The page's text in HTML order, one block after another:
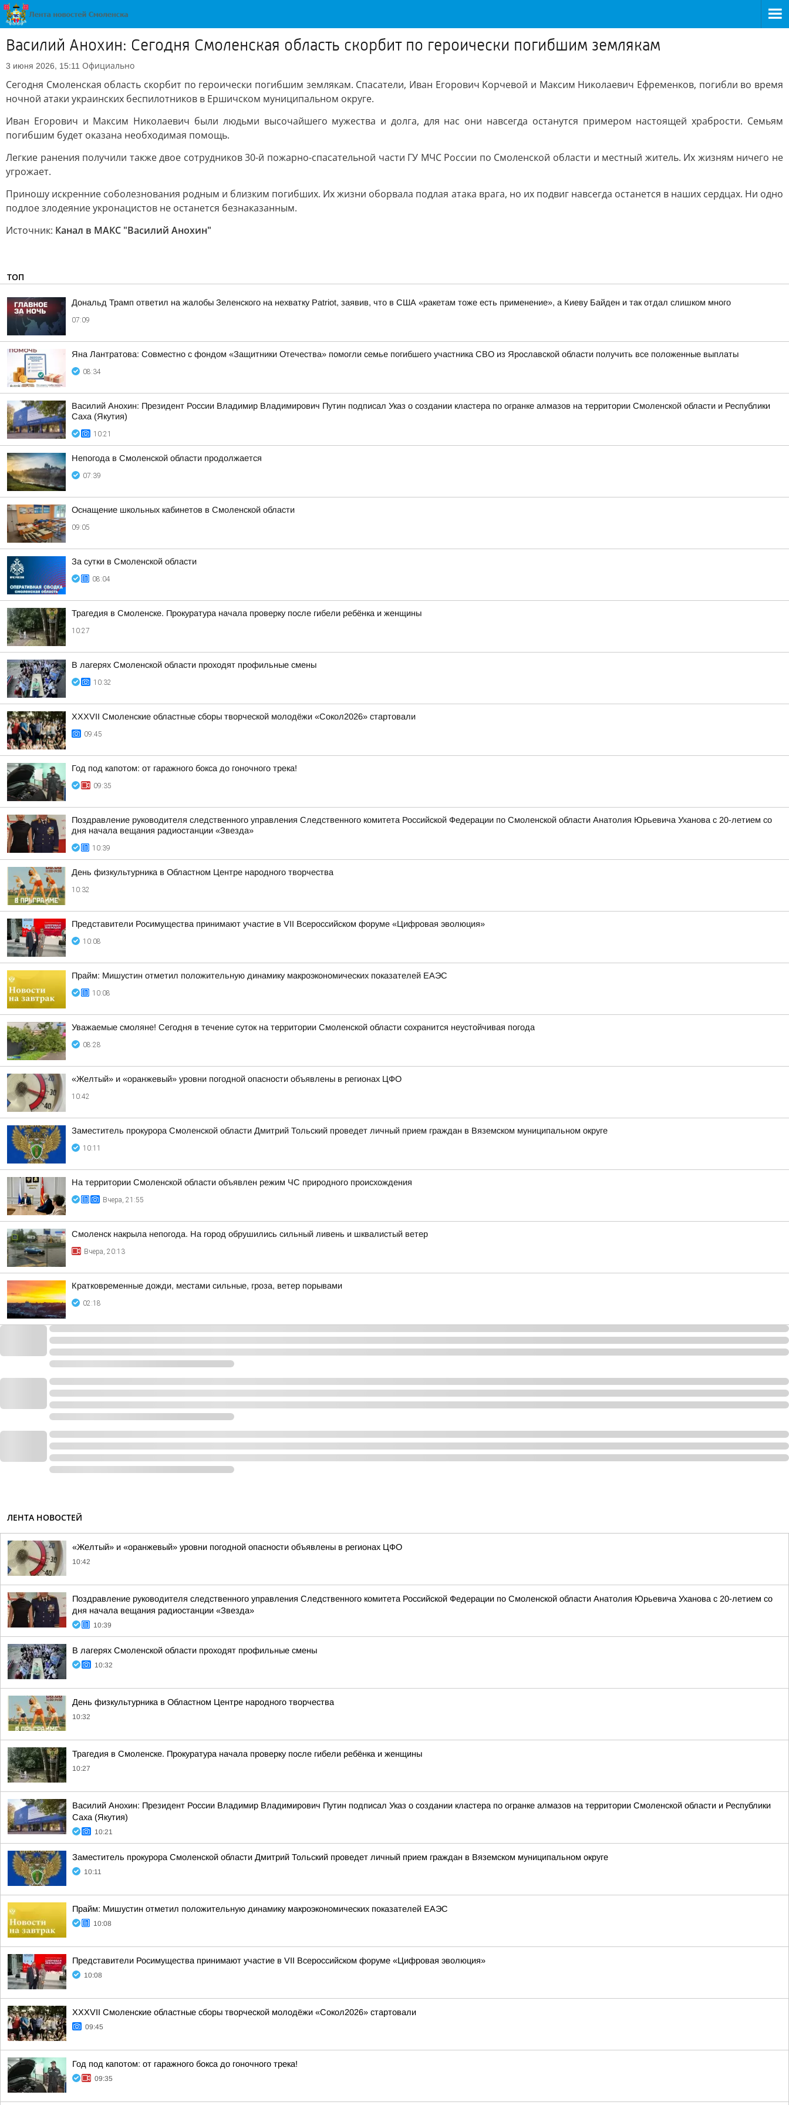
Василий Анохин: Сегодня Смоленская область скорбит по героически погибшим землякам
3 июня 2026, 15:11 Официально
Сегодня Смоленская область скорбит по героически погибшим землякам. Спасатели, Иван Егорович Корчевой и Максим Николаевич Ефременков, погибли во время
ночной атаки украинских беспилотников в Ершичском муниципальном округе.
Иван Егорович и Максим Николаевич были людьми высочайшего мужества и долга, для нас они навсегда останутся примером настоящей храбрости. Семьям
погибшим будет оказана необходимая помощь.
Легкие ранения получили также двое сотрудников 30-й пожарно-спасательной части ГУ МЧС России по Смоленской области и местный житель. Их жизням ничего не
угрожает.
Приношу искренние соболезнования родным и близким погибших. Их жизни оборвала подлая атака врага, но их подвиг навсегда останется в наших сердцах. Ни одно
подлое злодеяние укронацистов не останется безнаказанным.
Источник: Канал в МАКС "Василий Анохин"
ТОП
Дональд Трамп ответил на жалобы Зеленского на нехватку Patriot, заявив, что в США «ракетам тоже есть применение», а Киеву Байден и так отдал слишком много
07:09
Яна Лантратова: Совместно с фондом «Защитники Отечества» помогли семье погибшего участника СВО из Ярославской области получить все положенные выплаты
08:34
Василий Анохин: Президент России Владимир Владимирович Путин подписал Указ о создании кластера по огранке алмазов на территории Смоленской области и Республики
Саха (Якутия)
10:21
Непогода в Смоленской области продолжается
07:39
Оснащение школьных кабинетов в Смоленской области
09:05
За сутки в Смоленской области
08:04
Трагедия в Смоленске. Прокуратура начала проверку после гибели ребёнка и женщины
10:27
В лагерях Смоленской области проходят профильные смены
10:32
XXXVII Смоленские областные сборы творческой молодёжи «Сокол2026» стартовали
09:45
Год под капотом: от гаражного бокса до гоночного трека!
09:35
Поздравление руководителя следственного управления Следственного комитета Российской Федерации по Смоленской области Анатолия Юрьевича Уханова с 20-летием со
дня начала вещания радиостанции «Звезда»
10:39
День физкультурника в Областном Центре народного творчества
10:32
Представители Росимущества принимают участие в VII Всероссийском форуме «Цифровая эволюция»
10:08
Прайм: Мишустин отметил положительную динамику макроэкономических показателей ЕАЭС
10:08
Уважаемые смоляне! Сегодня в течение суток на территории Смоленской области сохранится неустойчивая погода
08:28
«Желтый» и «оранжевый» уровни погодной опасности объявлены в регионах ЦФО
10:42
Заместитель прокурора Смоленской области Дмитрий Тольский проведет личный прием граждан в Вяземском муниципальном округе
10:11
На территории Смоленской области объявлен режим ЧС природного происхождения
Вчера, 21:55
Смоленск накрыла непогода. На город обрушились сильный ливень и шквалистый ветер
Вчера, 20:13
Кратковременные дожди, местами сильные, гроза, ветер порывами
02:18
ЛЕНТА НОВОСТЕЙ
«Желтый» и «оранжевый» уровни погодной опасности объявлены в регионах ЦФО
10:42
Поздравление руководителя следственного управления Следственного комитета Российской Федерации по Смоленской области Анатолия Юрьевича Уханова с 20-летием со
дня начала вещания радиостанции «Звезда»
10:39
В лагерях Смоленской области проходят профильные смены
10:32
День физкультурника в Областном Центре народного творчества
10:32
Трагедия в Смоленске. Прокуратура начала проверку после гибели ребёнка и женщины
10:27
Василий Анохин: Президент России Владимир Владимирович Путин подписал Указ о создании кластера по огранке алмазов на территории Смоленской области и Республики
Саха (Якутия)
10:21
Заместитель прокурора Смоленской области Дмитрий Тольский проведет личный прием граждан в Вяземском муниципальном округе
10:11
Прайм: Мишустин отметил положительную динамику макроэкономических показателей ЕАЭС
10:08
Представители Росимущества принимают участие в VII Всероссийском форуме «Цифровая эволюция»
10:08
XXXVII Смоленские областные сборы творческой молодёжи «Сокол2026» стартовали
09:45
Год под капотом: от гаражного бокса до гоночного трека!
09:35